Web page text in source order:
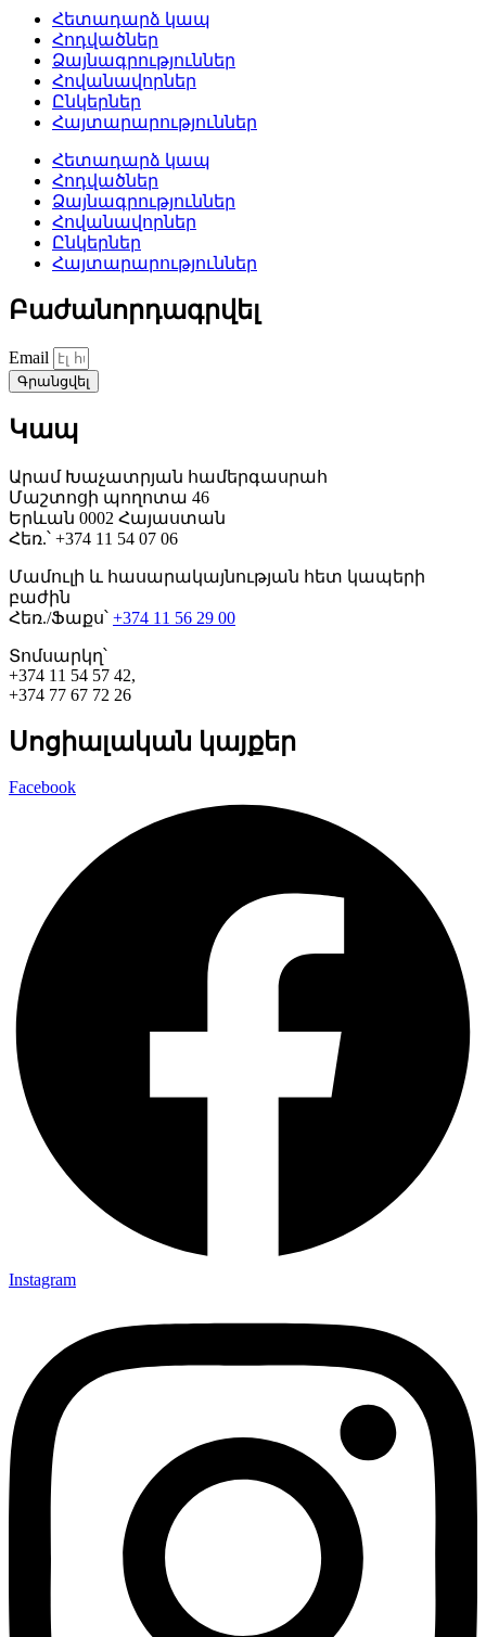
Հետադարձ կապ
Հոդվածներ
Ձայնագրություններ
Հովանավորներ
Ընկերներ
Հայտարարություններ
Հետադարձ կապ
Հոդվածներ
Ձայնագրություններ
Հովանավորներ
Ընկերներ
Հայտարարություններ
Բաժանորդագրվել
Email
Գրանցվել
Կապ
Արամ Խաչատրյան համերգասրահ
Մաշտոցի պողոտա 46
Երևան 0002 Հայաստան
Հեռ.՝ +374 11 54 07 06
Մամուլի և հասարակայնության հետ կապերի
բաժին
Հեռ./Ֆաքս՝ +374 11 56 29 00
Տոմսարկղ՝
+374 11 54 57 42,
+374 77 67 72 26
Սոցիալական կայքեր
Facebook
Instagram